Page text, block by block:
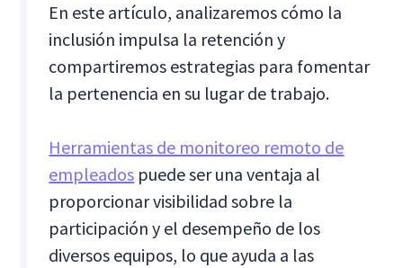
En este artículo, analizaremos cómo la
inclusión impulsa la retención y
compartiremos estrategias para fomentar
la pertenencia en su lugar de trabajo.
Herramientas de monitoreo remoto de
empleados puede ser una ventaja al
proporcionar visibilidad sobre la
participación y el desempeño de los
diversos equipos, lo que ayuda a las